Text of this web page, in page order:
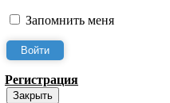
Запомнить меня
Регистрация
Закрыть